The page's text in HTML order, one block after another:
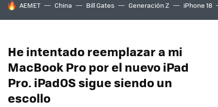
HOY SE HABLA DE
AEMET China Bill Gates Generación Z iPhone 18
He intentado reemplazar a mi
MacBook Pro por el nuevo iPad
Pro. iPadOS sigue siendo un
escollo